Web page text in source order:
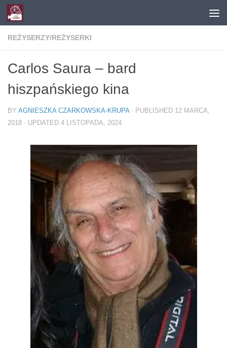
Skip to content
REŻYSERZY/REŻYSERKI
Carlos Saura – bard
hiszpańskiego kina
BY AGNIESZKA CZARKOWSKA-KRUPA · PUBLISHED 12 MARCA,
2018 · UPDATED 4 LISTOPADA, 2024